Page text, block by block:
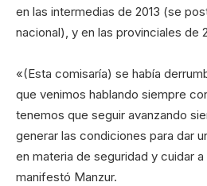
en las intermedias de 2013 (se
nacional), y en las provinciales de
«(Esta comisaría) se había
que venimos hablando siempre
tenemos que seguir avanzando
generar las condiciones para dar
en materia de seguridad y cuidar a
manifestó Manzur.